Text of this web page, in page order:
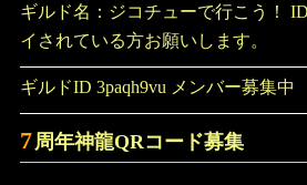
ギルド名：ジコチューで行こう！
イされている方お願いします。
ギルドID 3paqh9vu メンバー募集中
7 周年神龍QRコード募集